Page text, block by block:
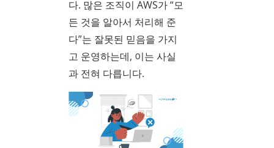
다. 많은 조직이 AWS가 “모
든 것을 알아서 처리해 준
다”는 잘못된 믿음을 가지
고 운영하는데, 이는 사실
과 전혀 다릅니다.